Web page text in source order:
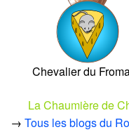
Chevalier du
La Chaumière de
→ Tous les blogs du